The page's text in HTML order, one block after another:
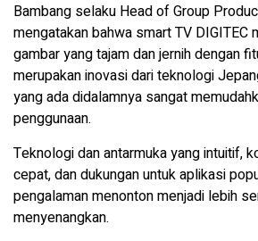
Bambang selaku Head of Group
mengatakan bahwa smart TV DIGITEC
gambar yang tajam dan jernih dengan
merupakan inovasi dari teknologi
yang ada didalamnya sangat
penggunaan.
Teknologi dan antarmuka yang intuitif,
cepat, dan dukungan untuk aplikasi
pengalaman menonton menjadi lebih
menyenangkan.